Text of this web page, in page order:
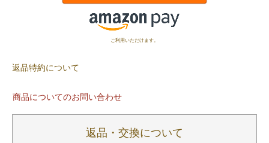
ご利用いただけます。
返品特約について
商品についてのお問い合わせ
返品・交換について